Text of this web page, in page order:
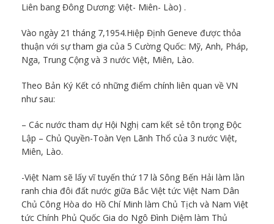
Liên bang Đông Dương: Việt- Miên- Lào) .
Vào ngày 21 tháng 7,1954.Hiệp Định Geneve được thỏa
thuận với sự tham gia của 5 Cường Quốc: Mỹ, Anh, Pháp,
Nga, Trung Cộng và 3 nước Việt, Miên, Lào.
Theo Bản Ký Kết có những điểm chính liên quan về VN
như sau:
– Các nước tham dự Hội Nghị cam kết sẻ tôn trọng Độc
Lập – Chủ Quyền-Toàn Vẹn Lãnh Thổ của 3 nước Việt,
Miên, Lào.
-Việt Nam sẽ lấy vĩ tuyến thứ 17 là Sông Bến Hải làm lằn
ranh chia đôi đất nước giữa Bắc Việt tức Việt Nam Dân
Chủ Công Hòa do Hồ Chí Minh làm Chủ Tịch và Nam Việt
tức Chính Phủ Quốc Gia do Ngô Đình Diệm làm Thủ